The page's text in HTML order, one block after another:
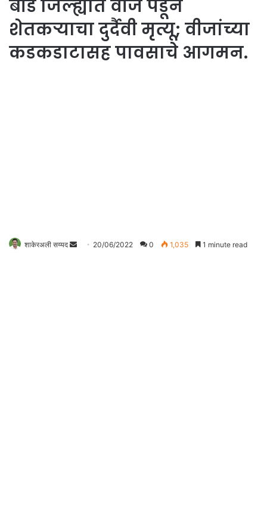
बीड जिल्ह्यात वीज पडून
शेतकऱ्याचा दुर्दैवी मृत्यू; वीजांच्या
कडकडाटासह पावसाचे आगमन.
शाकेरअली सय्यद
Send 20/06/2022 0 1,035 1 minute read